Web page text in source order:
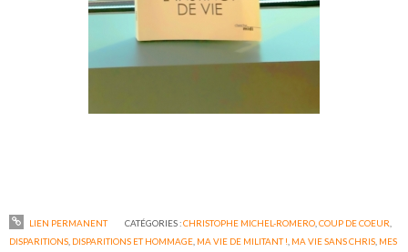
LIEN PERMANENT CATÉGORIES :CHRISTOPHE MICHEL-ROMERO, COUP DE COEUR
DISPARITIONS DISPARITIONS ET HOMMAGE MA VIE DE MILITANT ! MA VIE SANS CHRIS MES